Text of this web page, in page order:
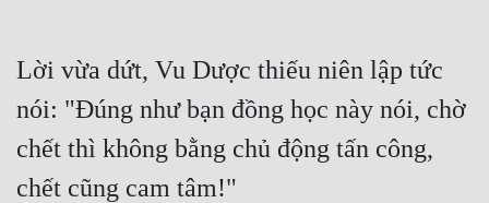
Lời vừa dứt, Vu Dược thiếu niên lập tức
nói: "Đúng như bạn đồng học này nói, chờ
chết thì không bằng chủ động tấn công,